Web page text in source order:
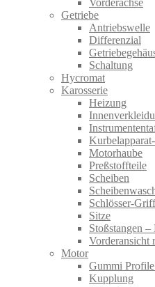
Vorderachse
Getriebe
Antriebswelle
Differenzial
Schaltung
Hycromat
Karosserie
Heizung
Motorhaube
Preßstoffteile
Scheiben
Schlösser-
Sitze
Stoßstangen
Vorderansicht
Motor
Gummi
Kupplung